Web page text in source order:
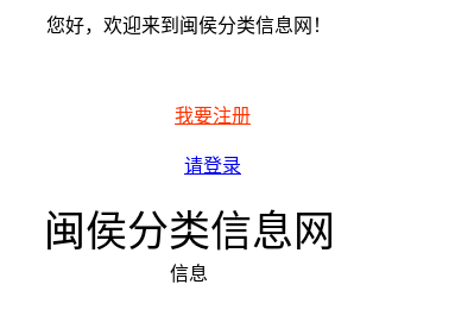
您好，欢迎来到闽侯分类信息网！
我要注册
请登录
闽侯分类信息网
信息